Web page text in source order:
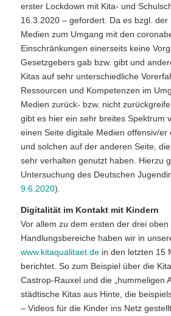
erster Lockdown mit Kita- und
16.3.2020 – gefordert. Da es bzgl. der
Medien zum Umgang mit den
Einschränkungen einerseits keine
Gesetzgebers gab bzw. gibt und
Kitas auf sehr unterschiedliche
Ressourcen und Kompetenzen im
Medien zurück- bzw. nicht
gibt es hier ein sehr breites Spektrum
einen Seite digitale Medien offensiv/er
und solchen auf der anderen Seite,
sehr verhalten genutzt haben. Hierzu
Untersuchung des Deutschen
9.6.2020).
Digitalität im Kontakt mit Kindern
Vor allem zu dem ersten der drei oben
Handlungsbereiche haben wir in
www.kitaqualitaet.dein den letzten 15
berichtet. So zum Beispiel über die
Castrop-Rauxel und die „hummeligen
städtische Kitas aus Hinte, die
– Videos für die Kinder ins Netz